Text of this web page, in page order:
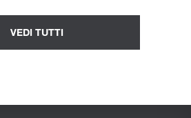
VEDI TUTTI